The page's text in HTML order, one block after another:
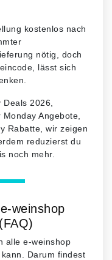
kostenlos nach
nötig, doch
lässt sich
2026,
Angebote,
Rabatte, wir zeigen
reduzierst du
noch mehr.
weinshop
alle e-weinshop
Darum findest